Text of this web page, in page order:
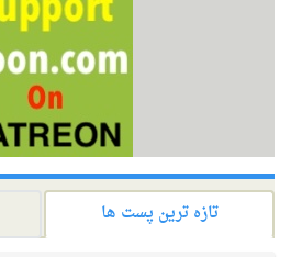
تازه ترین پست ها